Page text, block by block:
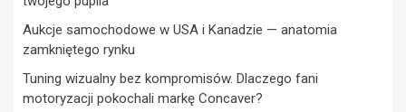
Aukcje samochodowe w USA i Kanadzie — anatomia
zamkniętego rynku
Tuning wizualny bez kompromisów. Dlaczego fani
motoryzacji pokochali markę Concaver?